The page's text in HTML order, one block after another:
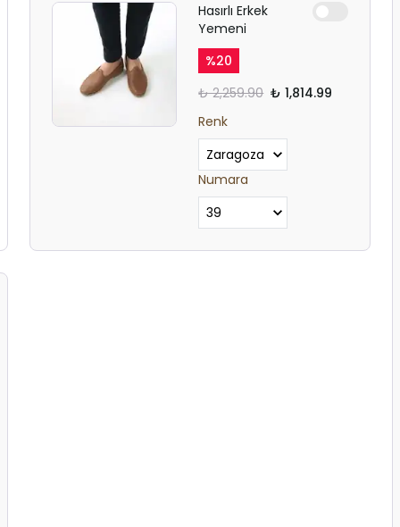
Hasırlı Erkek
Yemeni
%20
₺ 2,259.90 ₺ 1,814.99
Renk
Numara